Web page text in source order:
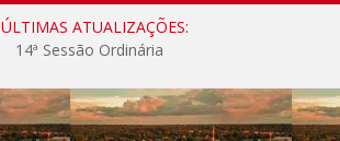
ÚLTIMAS ATUALIZAÇÕES:
14ª Sessão Ordinária